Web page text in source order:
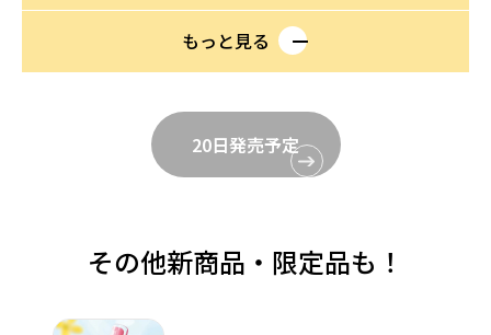
さらに、限定デザインボトルを含むセットをご購入で、名画デザ
インタオルハンカチがついてくるキャンペーンも！
詳細はセットページをご覧ください。
*2 年齢に応じたお手入れのこと
販売名：オルビスユー ドット エッセンスローション
もっと見る
20日発売予定
その他新商品・限定品も！